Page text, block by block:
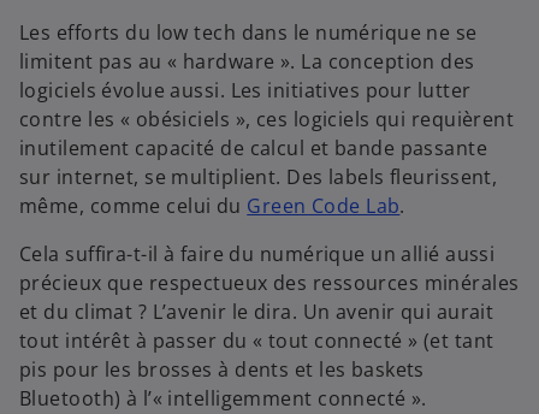
Les efforts du low tech dans le numérique ne se
limitent pas au « hardware ». La conception des
logiciels évolue aussi. Les initiatives pour lutter
contre les « obésiciels », ces logiciels qui requièrent
inutilement capacité de calcul et bande passante
sur internet, se multiplient. Des labels fleurissent,
même, comme celui du Green Code Lab.
Cela suffira-t-il à faire du numérique un allié aussi
précieux que respectueux des ressources minérales
et du climat ? L’avenir le dira. Un avenir qui aurait
tout intérêt à passer du « tout connecté » (et tant
pis pour les brosses à dents et les baskets
Bluetooth) à l’« intelligemment connecté ».